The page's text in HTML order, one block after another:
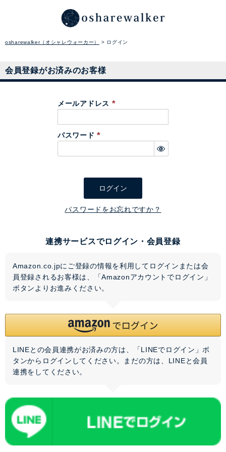
osharewalker（オシャレウォーカー） ログイン
会員登録がお済みのお客様
メールアドレス
必
パスワード
必
ログイン
パスワードをお忘れですか？
連携サービスでログイン・会員登録
Amazon.co.jpにご登録の情報を利用してログインまたは会
員登録されるお客様は、「Amazonアカウントでログイン」
ボタンよりお進みください。
LINEとの会員連携がお済みの方は、「LINEでログイン」ボ
タンからログインしてください。まだの方は、 LINEと会員
連携をしてください。